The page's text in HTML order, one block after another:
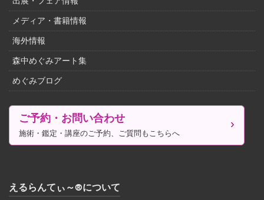
メディア・書籍情報
海外情報
森中めぐみアート集
めぐみブログ
ご予約・お問い合わせ
施術・鑑定・講座のご予約、ご質問もこちらへ
えるらんてぃ～®について